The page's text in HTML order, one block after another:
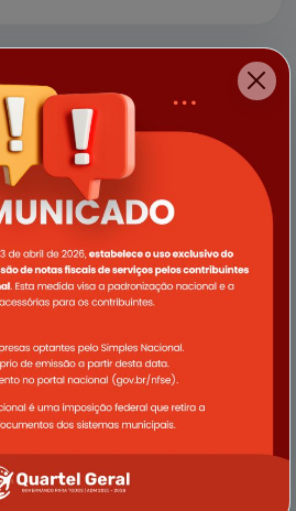
Verde promove
voltadas ao
em Quartel Geral